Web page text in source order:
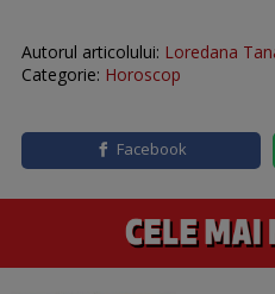
Autorul articolului: Loredana
Categorie: Horoscop
Facebook